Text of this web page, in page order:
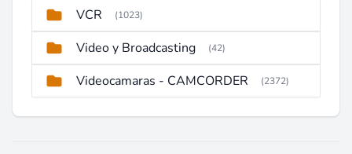
VCR (1023)
Video y Broadcasting (42)
Videocamaras - CAMCORDER (2372)